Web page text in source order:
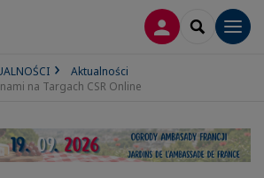
LOGOWANIE
SEARCH
Aktualności
na Targach CSR Online